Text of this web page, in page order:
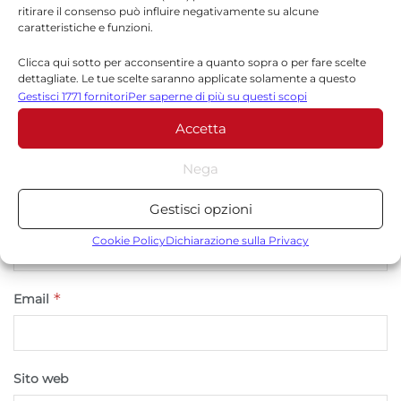
ritirare il consenso può influire negativamente su alcune
caratteristiche e funzioni.
Clicca qui sotto per acconsentire a quanto sopra o per fare scelte
dettagliate. Le tue scelte saranno applicate solamente a questo
sito. È possibile modificare le impostazioni in qualsiasi momento,
compreso il ritiro del consenso, utilizzando i pulsanti della Cookie
Policy o cliccando sul pulsante di gestione del consenso nella parte
inferiore dello schermo.
Statistiche
Archiviare informazioni su dispositivo e/o accedervi, Misurare le
prestazioni degli annunci, Misurare le prestazioni dei contenuti,
combinazione di dati provenienti da fonti diverse.
Archiviare informazioni su dispositivo e/o accedervi, Utilizzare
dati limitati per la selezione della pubblicità, Creare profili per la
Gestisci 1771 fornitoriPer saperne di più su questi scopi
Accetta
Nega
Gestisci opzioni
Cookie PolicyDichiarazione sulla Privacy
Email *
Sito web